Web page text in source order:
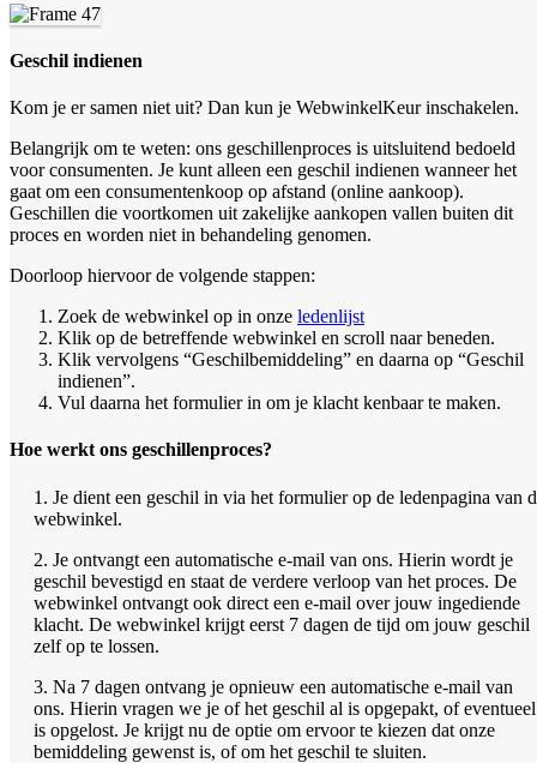
Geschil indienen
Kom je er samen niet uit? Dan kun je WebwinkelKeur inschakelen.
Belangrijk om te weten: ons geschillenproces is uitsluitend bedoeld
voor consumenten. Je kunt alleen een geschil indienen wanneer het
gaat om een consumentenkoop op afstand (online aankoop).
Geschillen die voortkomen uit zakelijke aankopen vallen buiten dit
proces en worden niet in behandeling genomen.
Doorloop hiervoor de volgende stappen:
Zoek de webwinkel op in onze ledenlijst
Klik op de betreffende webwinkel en scroll naar beneden.
Klik vervolgens “Geschilbemiddeling” en daarna op “Geschil
indienen”.
Vul daarna het formulier in om je klacht kenbaar te maken.
Hoe werkt ons geschillenproces?
1. Je dient een geschil in via het formulier op de ledenpagina van
webwinkel.
2. Je ontvangt een automatische e-mail van ons. Hierin wordt je
geschil bevestigd en staat de verdere verloop van het proces. De
webwinkel ontvangt ook direct een e-mail over jouw ingediende
klacht. De webwinkel krijgt eerst 7 dagen de tijd om jouw geschil
zelf op te lossen.
3. Na 7 dagen ontvang je opnieuw een automatische e-mail van
ons. Hierin vragen we je of het geschil al is opgepakt, of eventueel
is opgelost. Je krijgt nu de optie om ervoor te kiezen dat onze
bemiddeling gewenst is, of om het geschil te sluiten.